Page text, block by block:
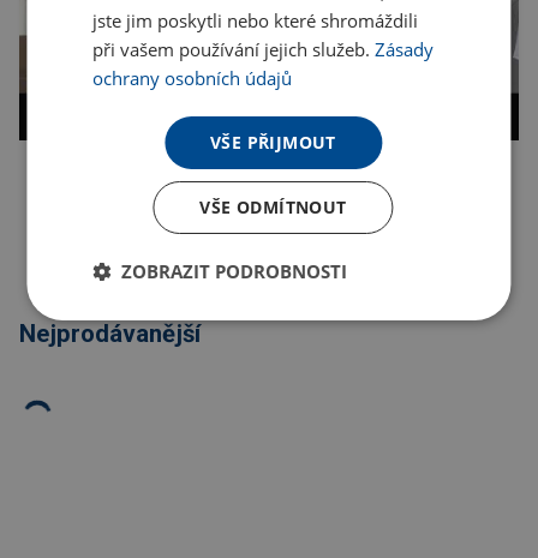
Kopírovat odkaz
Nejprodávanější
jste jim poskytli nebo které shromáždili
při vašem používání jejich služeb.Zásady
ochrany osobních údajů
VŠE PŘIJMOUT
VŠE ODMÍTNOUT
ZOBRAZIT PODROBNOSTI